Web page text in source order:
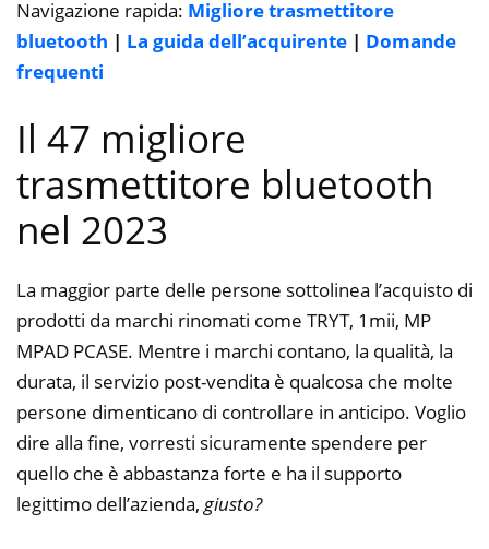
Navigazione rapida: Migliore trasmettitore
bluetooth | La guida dell’acquirente | Domande
frequenti
Il 47 migliore
trasmettitore bluetooth
nel 2023
La maggior parte delle persone sottolinea l’acquisto di
prodotti da marchi rinomati come TRYT, 1mii, MP
MPAD PCASE. Mentre i marchi contano, la qualità, la
durata, il servizio post-vendita è qualcosa che molte
persone dimenticano di controllare in anticipo. Voglio
dire alla fine, vorresti sicuramente spendere per
quello che è abbastanza forte e ha il supporto
legittimo dell’azienda, giusto?